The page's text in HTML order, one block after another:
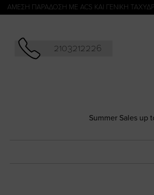
ΑΜΕΣΗ ΠΑΡΑΔΟΣΗ ΜΕ ACS ΚΑΙ ΓΕΝΙΚΗ
2103212226
Summer Sales up